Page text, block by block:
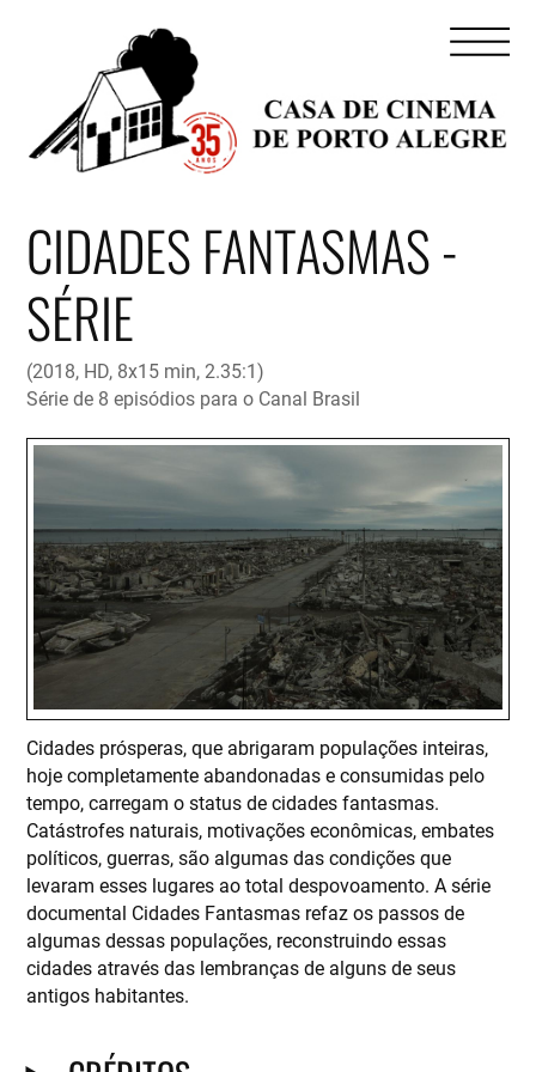
CIDADES FANTASMAS -
SÉRIE
(2018, HD, 8x15 min, 2.35:1)
Série de 8 episódios para o Canal Brasil
Cidades prósperas, que abrigaram populações inteiras,
hoje completamente abandonadas e consumidas pelo
tempo, carregam o status de cidades fantasmas.
Catástrofes naturais, motivações econômicas, embates
políticos, guerras, são algumas das condições que
levaram esses lugares ao total despovoamento. A série
documental Cidades Fantasmas refaz os passos de
algumas dessas populações, reconstruindo essas
cidades através das lembranças de alguns de seus
antigos habitantes.